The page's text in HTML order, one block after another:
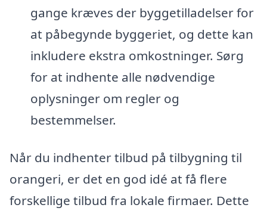
gange kræves der byggetilladelser for
at påbegynde byggeriet, og dette kan
inkludere ekstra omkostninger. Sørg
for at indhente alle nødvendige
oplysninger om regler og
bestemmelser.
Når du indhenter tilbud på tilbygning til
orangeri, er det en god idé at få flere
forskellige tilbud fra lokale firmaer. Dette